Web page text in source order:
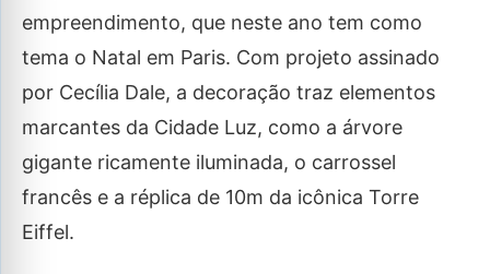
empreendimento, que neste ano tem como
tema o Natal em Paris. Com projeto assinado
por Cecília Dale, a decoração traz elementos
marcantes da Cidade Luz, como a árvore
gigante ricamente iluminada, o carrossel
francês e a réplica de 10m da icônica Torre
Eiffel.